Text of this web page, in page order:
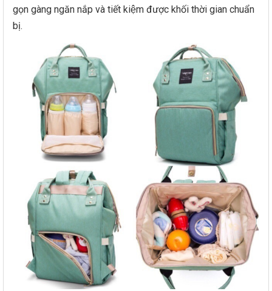
gọn gàng ngăn nắp và tiết kiệm được khối thời gian chuẩn
bị.